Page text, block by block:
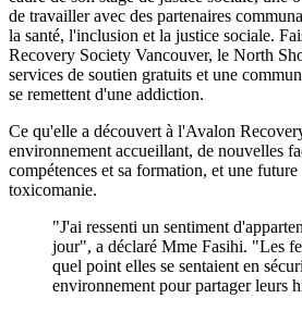
de travailler avec des partenaires
la santé, l'inclusion et la justice sociale.
Recovery Society Vancouver, le North
services de soutien gratuits et une
se remettent d'une addiction.
Ce qu'elle a découvert à l'Avalon
environnement accueillant, de nouvelles
compétences et sa formation, et une
toxicomanie.
"J'ai ressenti un sentiment
jour", a déclaré Mme Fasihi. "Les
quel point elles se sentaient en
environnement pour partager leurs